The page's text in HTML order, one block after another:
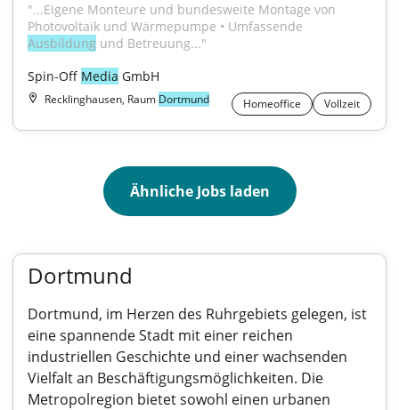
"...Eigene Monteure und bundesweite Montage von
Ausbildung und Betreuung..."
Spin-Off Media GmbH
Recklinghausen, Raum Dortmund Homeoffice Vollzeit
Ähnliche Jobs laden
Dortmund
Dortmund, im Herzen des Ruhrgebiets gelegen, ist
eine spannende Stadt mit einer reichen
industriellen Geschichte und einer wachsenden
Vielfalt an Beschäftigungsmöglichkeiten. Die
Metropolregion bietet sowohl einen urbanen